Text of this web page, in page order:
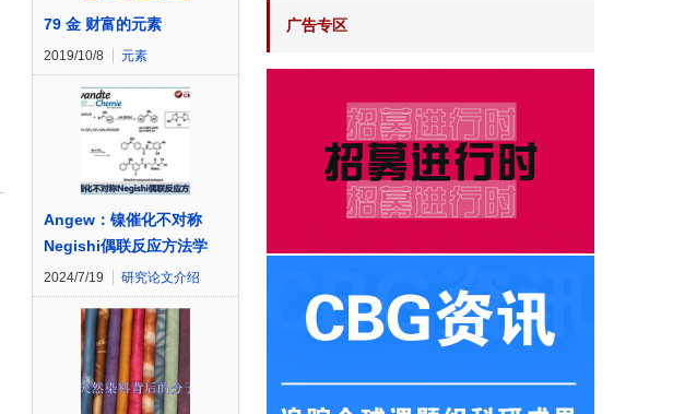
79 金 财富的元素
2019/10/8 元素
Angew：镍催化不对称
Negishi偶联反应方法学
2024/7/19 研究论文介绍
广告专区